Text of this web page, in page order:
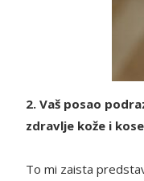
2. Vaš posao
zdravlje kože i
To mi zaista